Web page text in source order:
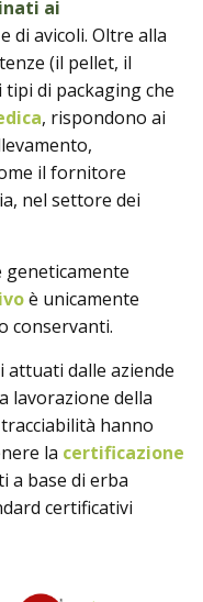
ai
di avicoli. Oltre alla
(il pellet, il
di packaging che
, rispondono ai
il fornitore
nel settore dei
geneticamente
è unicamente
conservanti.
attuati dalle aziende
lavorazione della
hanno
la certificazione
a base di erba
certificativi